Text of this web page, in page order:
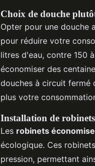
Choix de douche
Opter pour une douche
pour réduire votre
litres d'eau, contre 150
économiser des
douches à circuit fermé
plus votre
Installation de
Les robinets
écologique. Ces
pression, permettant